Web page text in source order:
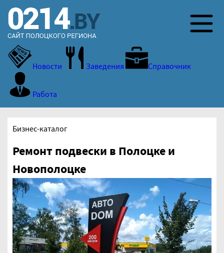
Новости Заведения Справочник
Работа
Бизнес-каталог
Ремонт подвески в Полоцке и
Новополоцке